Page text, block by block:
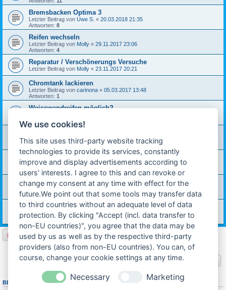
Bremsbacken Optima 3
Letzter Beitrag von Uwe S. « 20.03.2018 21:35
Antworten: 8
Reifen wechseln
Letzter Beitrag von Molly « 29.11.2017 23:06
Antworten: 4
Reparatur / Verschönerungs Versuche
Letzter Beitrag von Molly « 23.11.2017 20:21
Chromtank lackieren
Letzter Beitrag von carinona « 05.03.2017 13:48
Antworten: 1
Weisswandreifen möglich?
Letzter Beitrag vonMichael W.«26.09.2012 23:29
Antworten:2
Welche Hercules?
Letzter Beitrag vonBlackIce«08.06.2012 18:15
Antworten:19
35 er Kettenrad für Optima 3S
Letzter Beitrag von technik-ostfriese
Antworten:1
Farbciode Optima 50
Letzter Beitrag vontechnik-ostfriese«02.05.2011 21:36
Antworten: 1
Neues Thema
16 Themen • Seite von
Gehe zu
BERECHTIGUNGEN IN DIESEM FORUM
We use cookies!
This site uses third-party website tracking
technologies to provide its services, constantly
improve and display advertisements according to
users' interests. I agree to this and can revoke or
change my consent at any time with effect for the
future.We point out that some tools may transfer data
to third countries without an adequate level of data
protection. By clicking "Accept (incl. data transfer to
non-EU countries)", you agree that the data may be
used by us as well as by the respective third-party
providers (also from non-EU countries). You can, of
course, change your cookie settings at any time.
Necessary Marketing